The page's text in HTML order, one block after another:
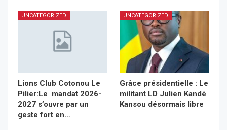
UNCATEGORIZED
Lions Club Cotonou Le
Pilier:Le mandat 2026-
2027 s’ouvre par un
geste fort en…
UNCATEGORIZED
Grâce présidentielle : Le
militant LD Julien Kandé
Kansou désormais libre